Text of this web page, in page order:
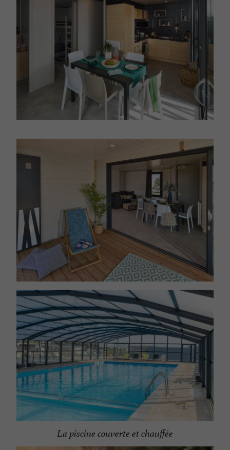
La piscine couverte et chauffée